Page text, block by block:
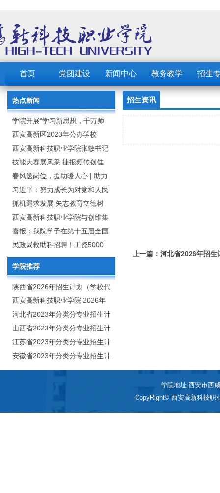
首页 党团建设 新闻中心 教务教学 招生
热点新闻
学院开展“学习新思想，千万师
生同上一堂课”活动
西安高新区2023年公办学校
（园） 公开招聘教职工公告
西安高新科技职业学院张敏书记
为全院师生党员上党课
技能大赛展风采 捷报频传创佳
绩：西安高新科技职业学院师生
在2023年陕西省职业技能大赛中
取佳绩
春风送岗位，援助暖人心 | 助力
毕业生求职就业
习近平：努力成长为对党和人民
忠诚可靠、堪当时代重任的栋梁
之才
抓机遇求发展 矢志教育立德树
人：西安高新科技职业学院召开
2020年年终总结暨表彰网络视频
会
西安高新科技职业学院与创维集
团举行校企合作签约仪式
喜报：我院学子在第十五届全国
大学生广告艺术大赛（大广
赛）、第十一届未来设计师.高校
数字艺术设计大赛（NCDA）国
赛中喜获佳绩
民政局救助科招聘！工资5000
元/月
学院推荐
陕西省2026年招生计划（学校代
码：8103）
西安高新科技职业学院 2026年
招生章程
河北省2023年分类分专业招生计
划（院校代号：1889）
山西省2023年分类分专业招生计
划（院校代号：5560）
江苏省2023年分类分专业招生计
划（院校代号：8931）
安徽省2023年分类分专业招生计
划（院校代号：2648）
招生资讯
上一篇：河北省2026年招
学院地址:西安市西
CopyRight© 西安高新科技职